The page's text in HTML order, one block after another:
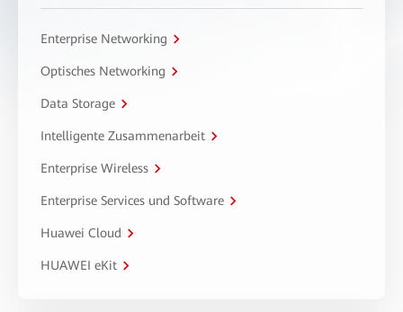
Enterprise Networking
Optisches Networking
Data Storage
Intelligente Zusammenarbeit
Enterprise Wireless
Enterprise Services und Software
Huawei Cloud
HUAWEI eKit